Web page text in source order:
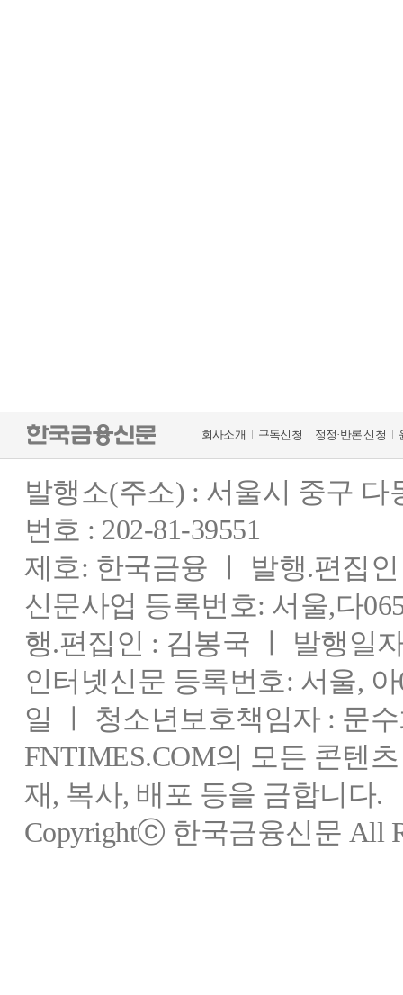
회사소개 구독신청 정정·반론 신청
발행소(주소) : 서울시 중구
번호 : 202-81-39551
제호: 한국금융 ㅣ 발행.편집
신문사업 등록번호: 서울,다
행.편집인 : 김봉국 ㅣ 발행일
인터넷신문 등록번호: 서울,
일 ㅣ 청소년보호책임자 : 문
FNTIMES.COM의 모든 콘텐
재, 복사, 배포 등을 금합니다.
Copyrightⓒ 한국금융신문 All